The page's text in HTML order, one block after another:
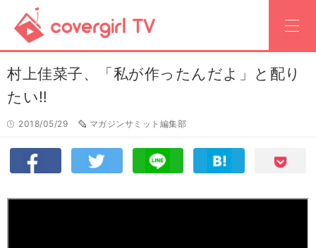
村上佳菜子、「私が作ったんだよ」と配り
たい‼
2018/05/29 マガジンサミット編集部